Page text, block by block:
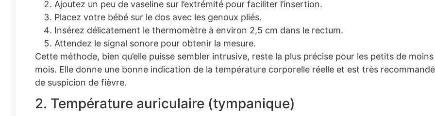
Ajoutez un peu de vaseline sur l’extrémité pour faciliter l’insertion.
Placez votre bébé sur le dos avec les genoux pliés.
Insérez délicatement le thermomètre à environ 2,5 cm dans le rectum.
Attendez le signal sonore pour obtenir la mesure.
Cette méthode, bien qu’elle puisse sembler intrusive, reste la plus précise pour les petits de
mois. Elle donne une bonne indication de la température corporelle réelle et est très
de suspicion de fièvre.
2. Température auriculaire (tympanique)